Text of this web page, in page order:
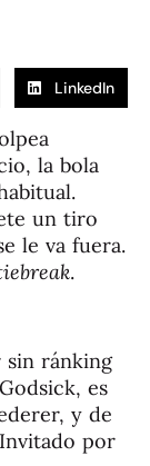
LinkedIn
la bola
un tiro
le va fuera.
.
ránking
es
y de
por